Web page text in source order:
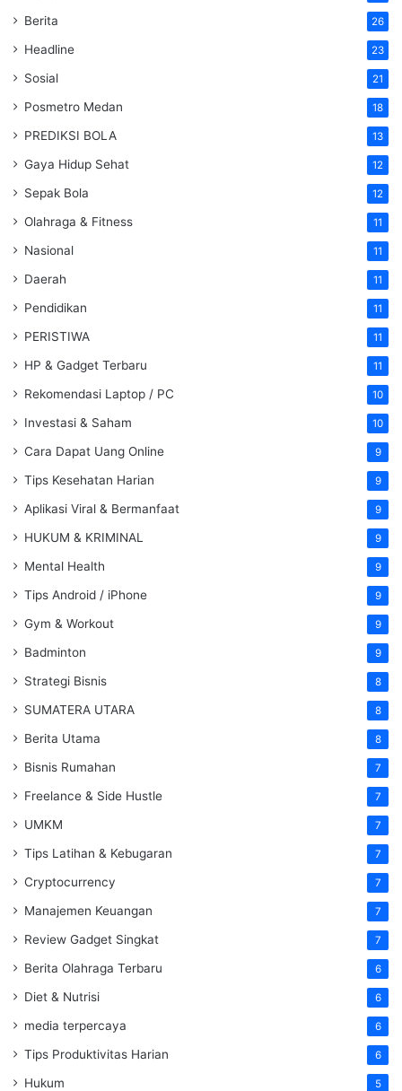
Berita 26
Headline 23
Sosial 21
Posmetro Medan 18
PREDIKSI BOLA 13
Gaya Hidup Sehat 12
Sepak Bola 12
Olahraga & Fitness 11
Nasional 11
Daerah 11
Pendidikan 11
PERISTIWA 11
HP & Gadget Terbaru 11
Rekomendasi Laptop / PC 10
Investasi & Saham 10
Cara Dapat Uang Online 9
Tips Kesehatan Harian 9
Aplikasi Viral & Bermanfaat 9
HUKUM & KRIMINAL 9
Mental Health 9
Tips Android / iPhone 9
Gym & Workout 9
Badminton 9
Strategi Bisnis 8
SUMATERA UTARA 8
Berita Utama 8
Bisnis Rumahan 7
Freelance & Side Hustle 7
UMKM 7
Tips Latihan & Kebugaran 7
Cryptocurrency 7
Manajemen Keuangan 7
Review Gadget Singkat 7
Berita Olahraga Terbaru 6
Diet & Nutrisi 6
media terpercaya 6
Tips Produktivitas Harian 6
Hukum 5